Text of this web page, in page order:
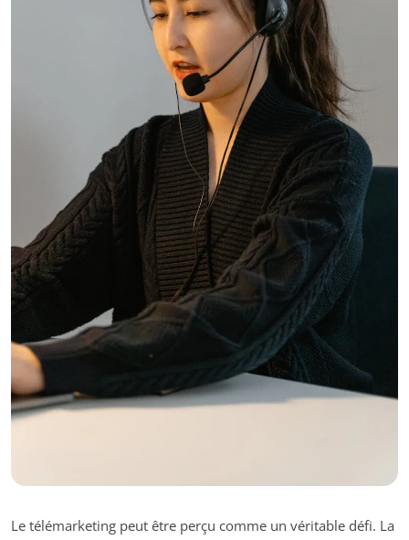
Le télémarketing peut être perçu comme un véritable défi. La